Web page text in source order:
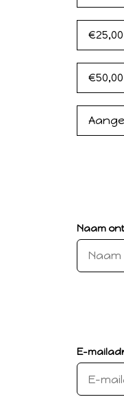
€25,00
€50,00
Naam
E-